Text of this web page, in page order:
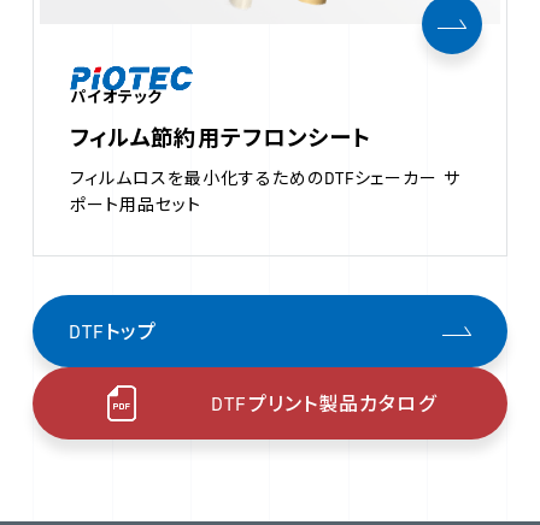
パイオテック
フィルム節約用テフロンシート
フィルムロスを最小化するためのDTFシェーカー サ
ポート用品セット
DTFトップ
DTFプリント製品カタログ